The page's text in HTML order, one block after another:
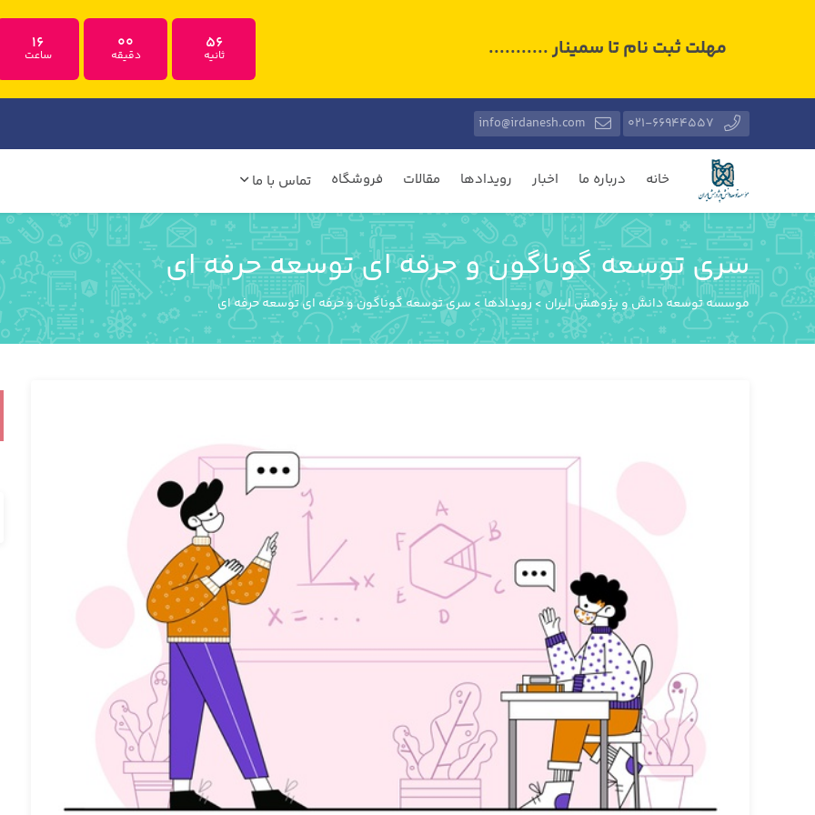
مهلت ثبت نام تا سمینار ........... 16
ساعت
00
دقیقه
55
ثانیه
021-66944557
info@irdanesh.com
خانه درباره ما اخبار رویدادها مقالات فروشگاه تماس با ما
سری توسعه گوناگون و حرفه ای توسعه حرفه ای
موسسه توسعه دانش و پژوهش ایران>رویدادها> سری توسعه گوناگون و حرفه ای توسعه حرفه ای